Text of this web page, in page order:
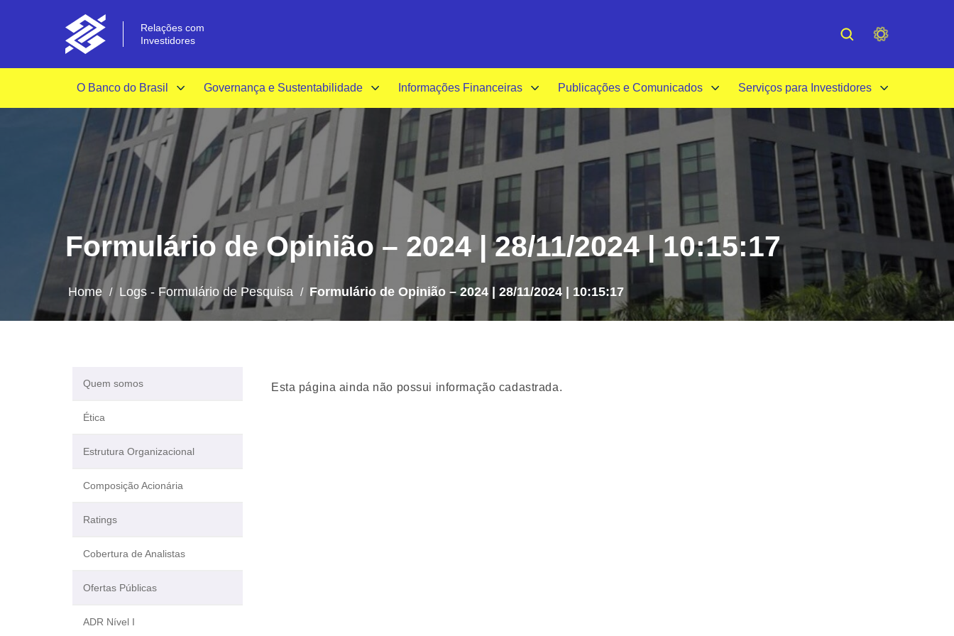
Relações com
Investidores
O Banco do Brasil Governança e Sustentabilidade Informações Financeiras Publicações e Comunicados Serviços para Investidores
Formulário de Opinião – 2024 | 28/11/2024 | 10:15:17
Home / Logs - Formulário de Pesquisa / Formulário de Opinião – 2024 | 28/11/2024 | 10:15:17
Quem somos
Ética
Estrutura Organizacional
Composição Acionária
Ratings
Cobertura de Analistas
Ofertas Públicas
ADR Nível I
Esta página ainda não possui informação cadastrada.